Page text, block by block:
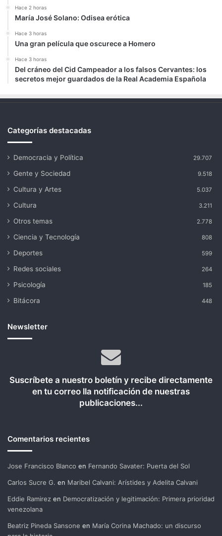
Hace 2 horas
María José Solano: Odisea erótica
Hace 3 horas
Una gran película que oscurece a Homero
Hace 3 horas
Del cráneo del Cid Campeador a los falsos Cervantes: los
secretos mejor guardados de la Real Academia Española
Categorías destacadas
Democracia y Política 29.707
Gente y Sociedad 9.518
Cultura y Artes 5.037
Cultura 3.211
Otros temas 2.778
Ciencia y Tecnología 808
Deportes 599
Redes sociales 264
Psicología 185
Bitácora 448
Newsletter
Suscríbete a nuestro boletín y recibe directamente
en tu correo lla notificación de nuestras
publicaciones...
Comentarios recientes
Jose Francisco Blanco en Fernando Savater: Puerta del Sol
Carlos Sucre G. en Maribel Calvani: Arístides y Adelita Calvani
Eddie Ramirez en Democratización y legitimación: Primera prioridad
venezolana
Beatriz Pineda Sansone en María Corina Machado: un discurso